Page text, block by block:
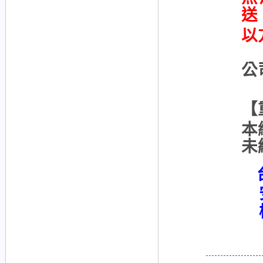
送
以
本
未